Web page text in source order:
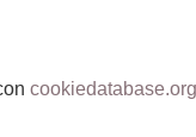
cookiedatabase.org